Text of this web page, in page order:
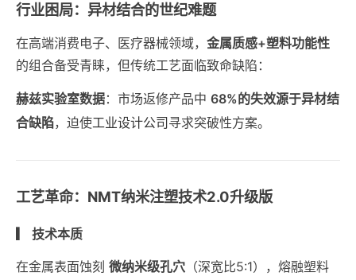
行业困局：异材结合的世纪难题
在高端消费电子、医疗器械领域， 金属质感+塑料功能性
的组合备受青睐，但传统工艺面临致命缺陷：
赫兹实验室数据：市场返修产品中 68%的失效源于异材结
合缺陷，迫使工业设计公司 寻求突破性方案。
工艺革命：NMT纳米注塑技术2.0升级版
▎ 技术本质
在金属表面蚀刻 微纳米级孔穴 （深宽比5:1），熔融塑料